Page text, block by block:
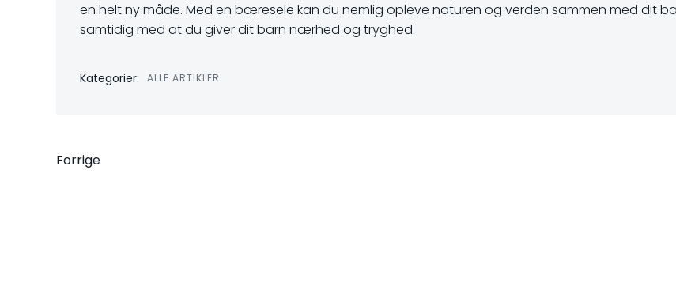
en helt ny måde. Med en bæresele kan du nemlig opleve naturen og verden sammen med dit
samtidig med at du giver dit barn nærhed og tryghed.
Kategorier: ALLE ARTIKLER
Indlægsnavigation
Forrige